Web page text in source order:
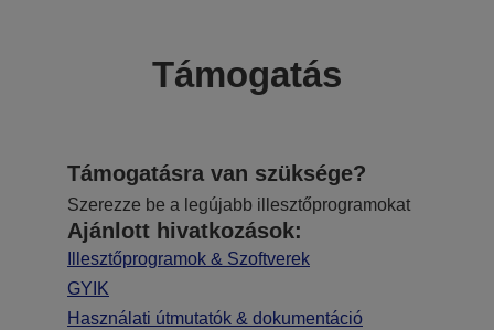
Támogatás
Támogatásra van szüksége?
Szerezze be a legújabb illesztőprogramokat
Ajánlott hivatkozások:
Illesztőprogramok & Szoftverek
GYIK
Használati útmutatók & dokumentáció